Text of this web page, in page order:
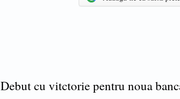
Debut cu vitctorie pentru noua